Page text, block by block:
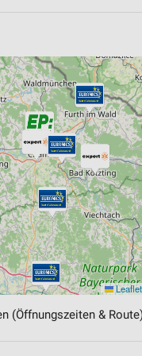
Leaflet
(Öffnungszeiten &